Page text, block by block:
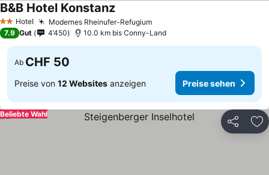
2 Sterne
Hotel Modernes Rheinufer-RefugiumPreise sehen
B&B Hotel KonstanzPreise sehen
7.9 Gut 4’450 10.0 km bis Conny-Land
Ab CHF 50
Preise von 12 Websites anzeigen Preise sehen
Teilen
Beliebte Wahl